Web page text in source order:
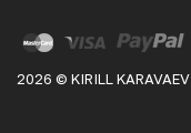
2026 © KIRILL KARAVAEV